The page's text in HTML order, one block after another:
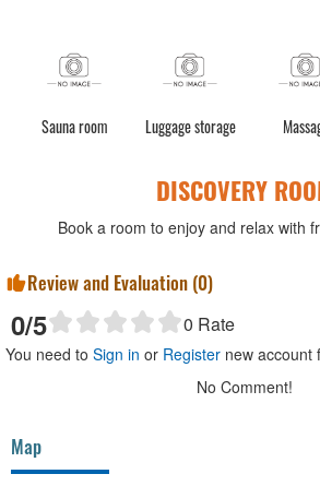
Sauna room Luggage storage
DISCOVERY
Book a room to enjoy and relax with
Review and Evaluation (0)
0/5 0 Rate
You need to Sign in or Register new account
No Comment!
Map